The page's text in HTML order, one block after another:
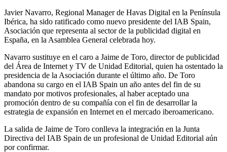
Javier Navarro, Regional Manager de Havas Digital en la Península
Ibérica, ha sido ratificado como nuevo presidente del IAB Spain,
Asociación que representa al sector de la publicidad digital en
España, en la Asamblea General celebrada hoy.
Navarro sustituye en el caro a Jaime de Toro, director de publicidad
del Área de Internet y TV de Unidad Editorial, quien ha ostentado la
presidencia de la Asociación durante el último año. De Toro
abandona su cargo en el IAB Spain un año antes del fin de su
mandato por motivos profesionales, al haber aceptado una
promoción dentro de su compañía con el fin de desarrollar la
estrategia de expansión en Internet en el mercado iberoamericano.
La salida de Jaime de Toro conlleva la integración en la Junta
Directiva del IAB Spain de un profesional de Unidad Editorial aún
por confirmar.